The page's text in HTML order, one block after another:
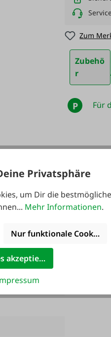
Zum
Zubehö
r
P Für
Privatsphäre
um Dir die bestmögliche
Mehr Informationen.
Nur funktionale Cookies
akzeptieren